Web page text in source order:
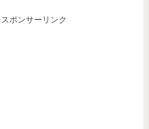
スポンサーリンク